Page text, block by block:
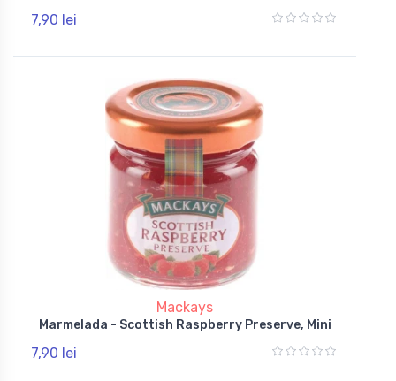
7,90 lei
Mackays
Marmelada - Scottish Raspberry Preserve, Mini
7,90 lei